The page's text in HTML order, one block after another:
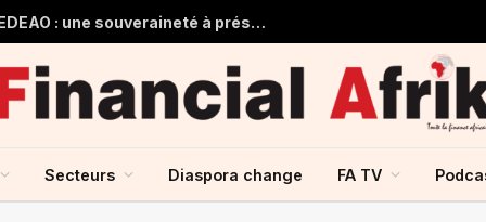
Guinée et monnaie unique de la CEDEAO : une souveraineté à préserver, une intégration à repenser
Secteurs Diaspora change FA TV